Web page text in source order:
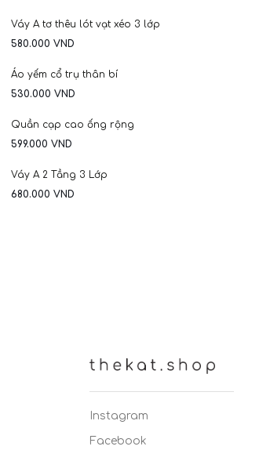
Váy A tơ thêu lót vạt xéo 3 lớp
580.000 VND
Áo yếm cổ trụ thân bí
530.000 VND
HOT
Quần cạp cao ống rộng
599.000 VND
Váy A 2 Tầng 3 Lớp
680.000 VND
Instagram
Facebook